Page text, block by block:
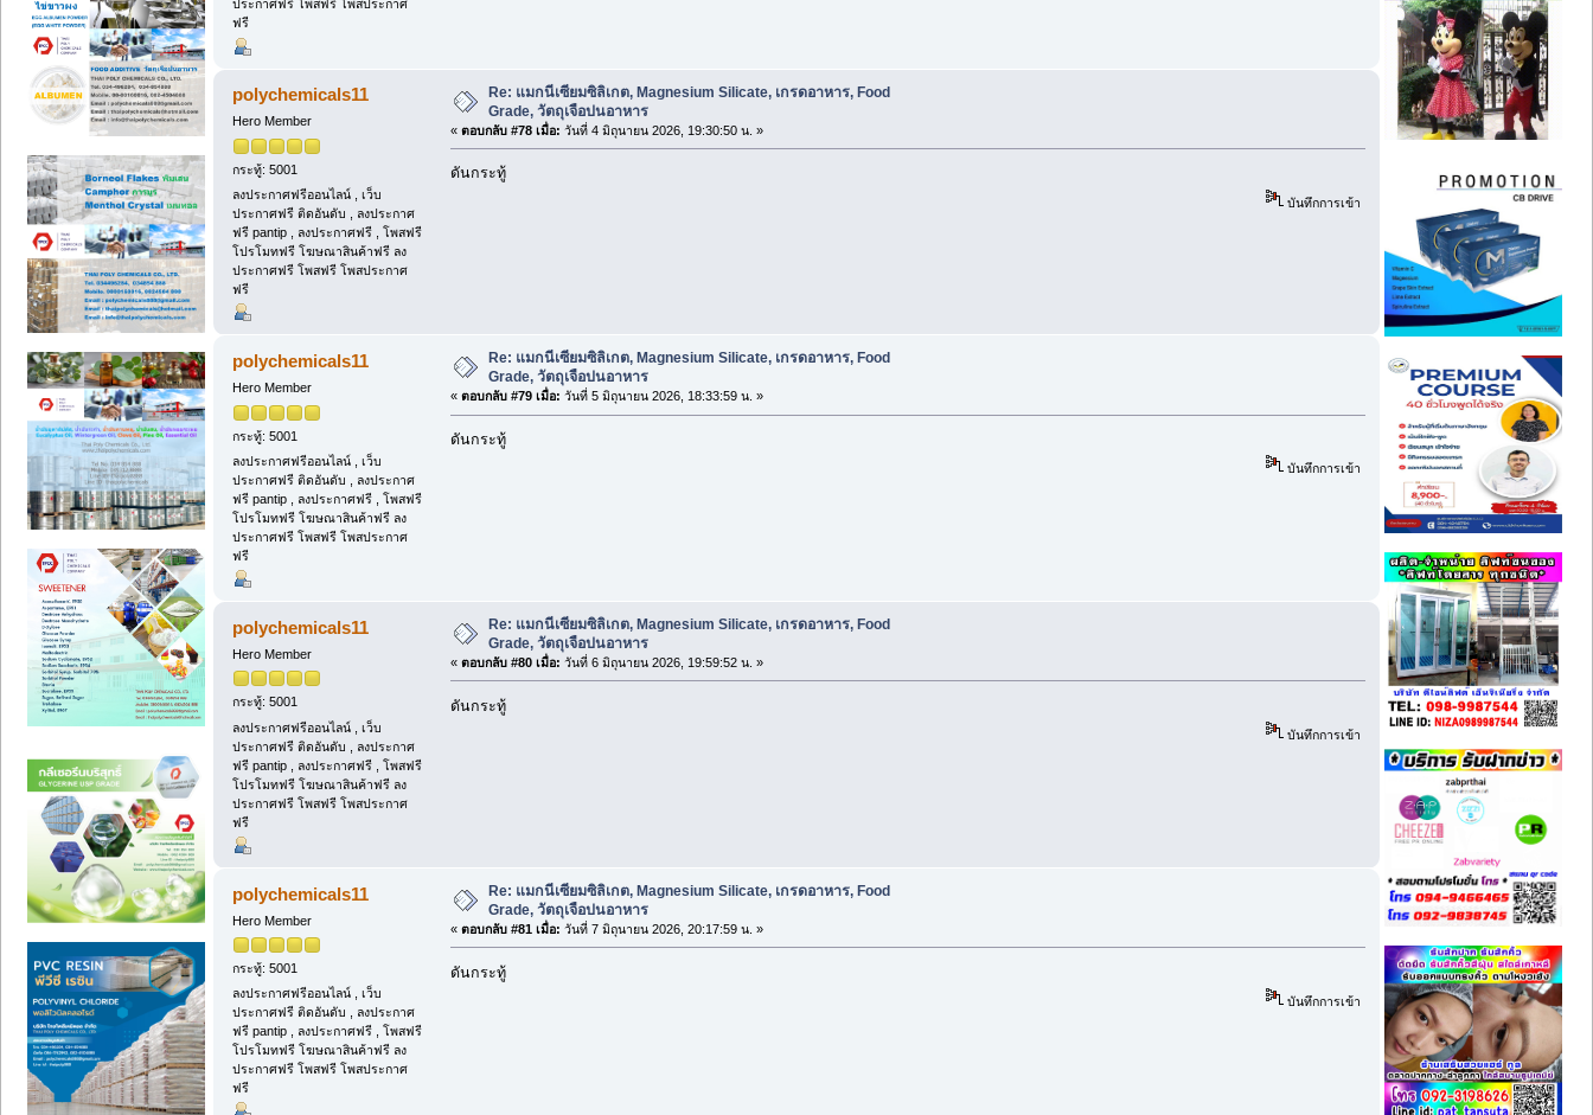
ประกาศฟรี โพสฟรี โพสประกาศ
ฟรี
polychemicals11
Hero Member
กระทู้: 5001
ลงประกาศฟรีออนไลน์ , เว็บ
ประกาศฟรี ติดอันดับ , ลงประกาศ
ฟรี pantip , ลงประกาศฟรี , โพสฟรี
โปรโมทฟรี โฆษณาสินค้าฟรี ลง
ประกาศฟรี โพสฟรี โพสประกาศ
ฟรี
Re: แมกนีเซียมซิลิเกต, Magnesium Silicate, เกรดอาหาร, Food
Grade, วัตถุเจือปนอาหาร
« ตอบกลับ #78 เมื่อ: วันที่ 4 มิถุนายน 2026, 19:30:50 น. »
ดันกระทู้
บันทึกการเข้า
polychemicals11
Hero Member
กระทู้: 5001
ลงประกาศฟรีออนไลน์ , เว็บ
ประกาศฟรี ติดอันดับ , ลงประกาศ
ฟรี pantip , ลงประกาศฟรี , โพสฟรี
โปรโมทฟรี โฆษณาสินค้าฟรี ลง
ประกาศฟรี โพสฟรี โพสประกาศ
ฟรี
Re: แมกนีเซียมซิลิเกต, Magnesium Silicate, เกรดอาหาร, Food
Grade, วัตถุเจือปนอาหาร
« ตอบกลับ #79 เมื่อ: วันที่ 5 มิถุนายน 2026, 18:33:59 น. »
ดันกระทู้
บันทึกการเข้า
polychemicals11
Hero Member
กระทู้: 5001
ลงประกาศฟรีออนไลน์ , เว็บ
ประกาศฟรี ติดอันดับ , ลงประกาศ
ฟรี pantip , ลงประกาศฟรี , โพสฟรี
โปรโมทฟรี โฆษณาสินค้าฟรี ลง
ประกาศฟรี โพสฟรี โพสประกาศ
ฟรี
Re: แมกนีเซียมซิลิเกต, Magnesium Silicate, เกรดอาหาร, Food
Grade, วัตถุเจือปนอาหาร
« ตอบกลับ #80 เมื่อ: วันที่ 6 มิถุนายน 2026, 19:59:52 น. »
ดันกระทู้
บันทึกการเข้า
polychemicals11
Hero Member
กระทู้: 5001
ลงประกาศฟรีออนไลน์ , เว็บ
ประกาศฟรี ติดอันดับ , ลงประกาศ
ฟรี pantip , ลงประกาศฟรี , โพสฟรี
โปรโมทฟรี โฆษณาสินค้าฟรี ลง
ประกาศฟรี โพสฟรี โพสประกาศ
ฟรี
Re: แมกนีเซียมซิลิเกต, Magnesium Silicate, เกรดอาหาร, Food
Grade, วัตถุเจือปนอาหาร
« ตอบกลับ #81 เมื่อ: วันที่ 7 มิถุนายน 2026, 20:17:59 น. »
ดันกระทู้
บันทึกการเข้า